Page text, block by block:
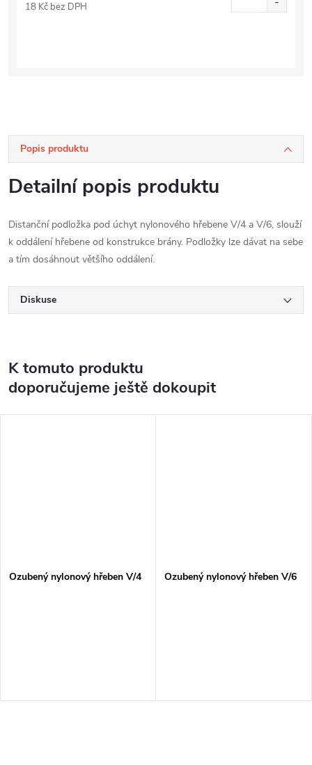
18 Kč bez DPH
Popis produktu
Detailní popis produktu
Distanční podložka pod úchyt nylonového hřebene V/4 a V/6, slouží
k oddálení hřebene od konstrukce brány. Podložky lze dávat na sebe
a tím dosáhnout většího oddálení.
Diskuse
K tomuto produktu
doporučujeme ještě dokoupit
Ozubený nylonový hřeben V/4 Ozubený nylonový hřeben V/6